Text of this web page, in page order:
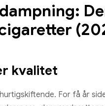
kvalitet
For få år